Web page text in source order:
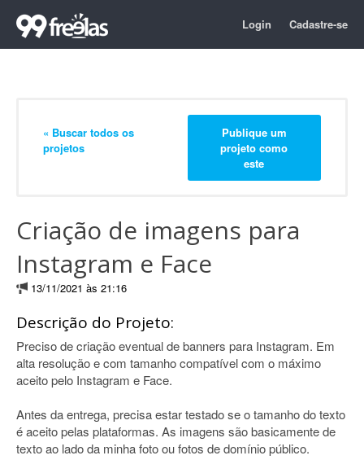
Login Cadastre-se
« Buscar todos os
projetos
Publique um
projeto como
este
Criação de imagens para
Instagram e Face
13/11/2021 às 21:16
Descrição do Projeto:
Preciso de criação eventual de banners para Instagram. Em
alta resolução e com tamanho compatível com o máximo
aceito pelo Instagram e Face.
Antes da entrega, precisa estar testado se o tamanho do texto
é aceito pelas plataformas. As imagens são basicamente de
texto ao lado da minha foto ou fotos de domínio público.